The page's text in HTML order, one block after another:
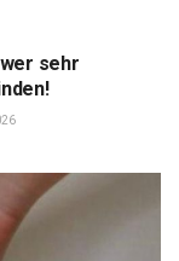
sehr